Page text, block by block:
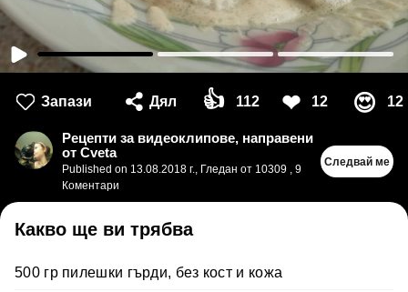
Запази Дял 👍 112 ❤ 12 😍 12
Рецепти за видеоклипове, направени
от Cveta
Published on 13.08.2018 г., Гледан от 10309 , 9
Коментари
Следвай ме
Какво ще ви трябва
500 гр пилешки гърди, без кост и кожа